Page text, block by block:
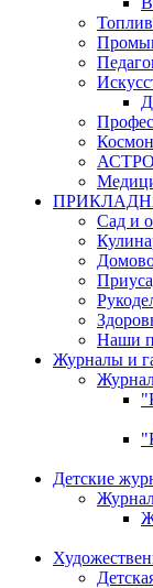
Сад и
Наши
Журналы и
Детские